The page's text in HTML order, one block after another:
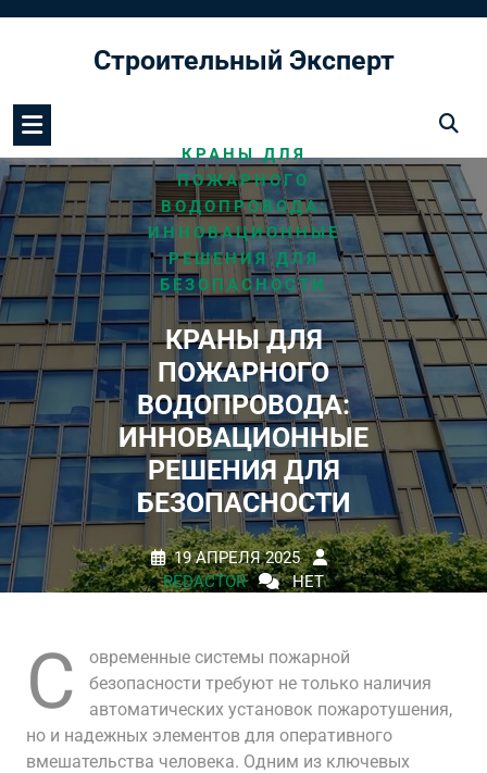
содержимомуСтроительный Эксперт
КРАНЫ ДЛЯ
ПОЖАРНОГО
ВОДОПРОВОДА:
ИННОВАЦИОННЫЕ
РЕШЕНИЯ ДЛЯ
БЕЗОПАСНОСТИ
КРАНЫ ДЛЯ
ПОЖАРНОГО
ВОДОПРОВОДА:
ИННОВАЦИОННЫЕ
РЕШЕНИЯ ДЛЯ
БЕЗОПАСНОСТИ
19 АПРЕЛЯ 2025
REDACTOR
НЕТ
С
овременные системы пожарной
безопасности требуют не только наличия
автоматических установок пожаротушения,
но и надежных элементов для оперативного
вмешательства человека. Одним из ключевых